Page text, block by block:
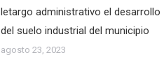
letargo administrativo el desarrollo
del suelo industrial del municipio
agosto 23, 2023